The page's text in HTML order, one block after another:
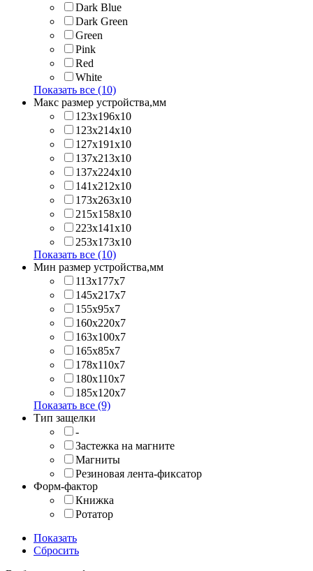
Dark Blue
Dark Green
Green
Pink
Red
White
Показать все (10)
Макс размер устройства,мм
123х196х10
123х214x10
127х191х10
137х213х10
137х224x10
141х212х10
173х263x10
215х158x10
223х141x10
253х173x10
Показать все (10)
Мин размер устройства,мм
113x177x7
145x217x7
155x95x7
160x220x7
163x100x7
165x85x7
178x110x7
180x110x7
185x120x7
Показать все (9)
Тип защелки
-
Застежка на магните
Магниты
Резиновая лента-фиксатор
Форм-фактор
Книжка
Ротатор
Показать
Сбросить